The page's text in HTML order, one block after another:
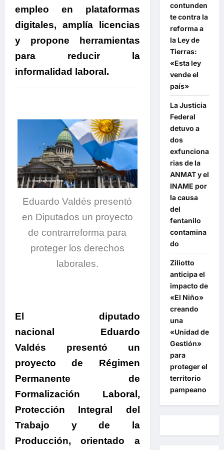
empleo en plataformas
digitales, amplía licencias
y propone herramientas
para reducir la
informalidad laboral.
Eduardo Valdés presentó
en Diputados un proyecto
de contrarreforma para
proteger los derechos
laborales.
El diputado
nacional Eduardo
Valdés presentó un
proyecto de Régimen
Permanente de
Formalización Laboral,
Protección Integral del
Trabajo y de la
Producción, orientado a
contunden
te contra la
reforma a
la Ley de
Tierras:
«Esta ley
vende el
país»
La Justicia
Federal
detuvo a
dos
exfunciona
rias de la
ANMAT y el
INAME por
la causa
del
fentanilo
contamina
do
Ziliotto
anticipa el
impacto de
«El Niño»
creando
una
«Unidad de
Gestión»
para
proteger el
territorio
pampeano